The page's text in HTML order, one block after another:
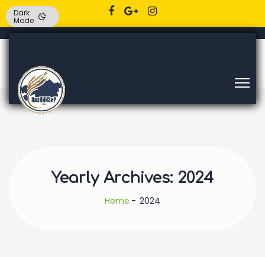
Yearly Archives: 2024
Home 2024
Dark
Mode